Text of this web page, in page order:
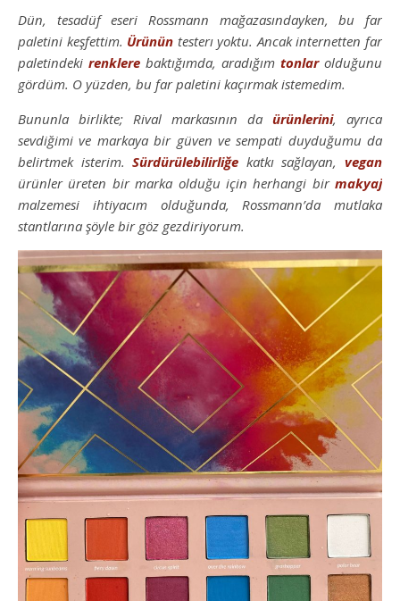
Dün, tesadüf eseri Rossmann mağazasındayken, bu far
paletini keşfettim. Ürünün testerı yoktu. Ancak internetten far
paletindeki renklere baktığımda, aradığım tonlarolduğunu
gördüm. O yüzden, bu far paletini kaçırmak istemedim.
Bununla birlikte; Rival markasının da ürünlerini, ayrıca
sevdiğimi ve markaya bir güven ve sempati duyduğumu da
belirtmek isterim.Sürdürülebilirliğe katkı sağlayan,vegan
ürünler üreten bir marka olduğu için herhangi bir makyaj
malzemesi ihtiyacım olduğunda, Rossmann’da mutlaka
stantlarına şöyle bir göz gezdiriyorum.